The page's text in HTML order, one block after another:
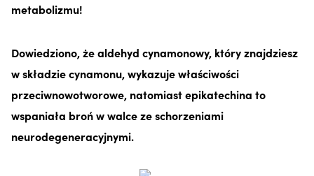
metabolizmu!
Dowiedziono, że aldehyd cynamonowy, który znajdziesz
w składzie cynamonu, wykazuje właściwości
przeciwnowotworowe, natomiast epikatechina to
wspaniała broń w walce ze schorzeniami
neurodegeneracyjnymi.